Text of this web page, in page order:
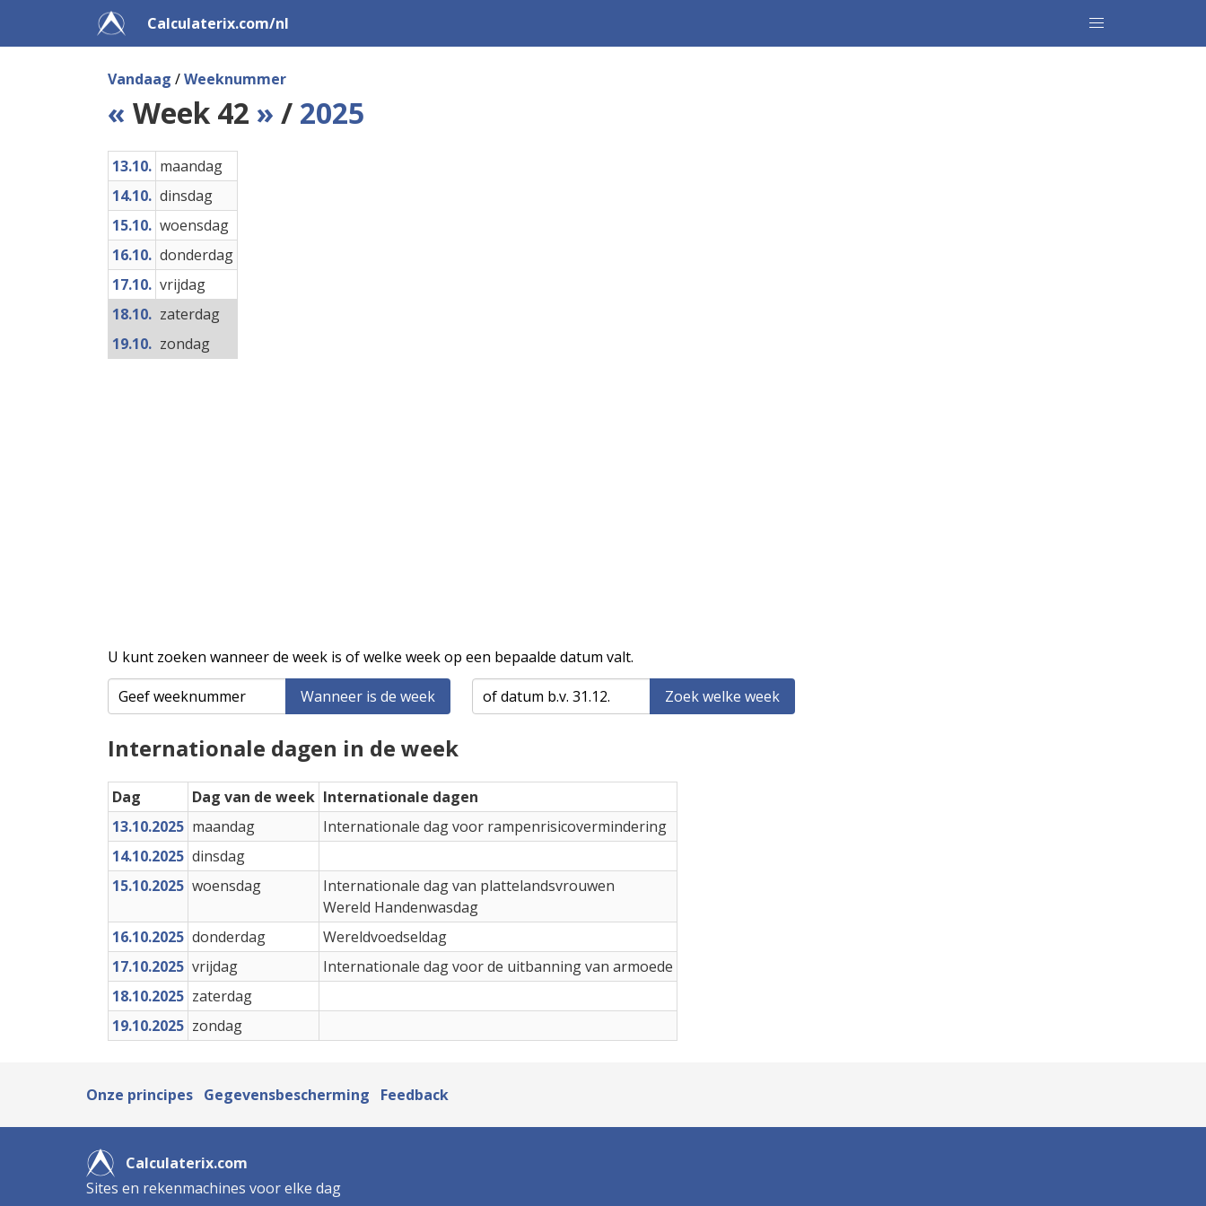
Calculaterix.com/nl
Vandaag /Weeknummer
« Week 42 » / 2025
13.10. maandag
14.10. dinsdag
15.10. woensdag
16.10. donderdag
17.10. vrijdag
18.10. zaterdag
19.10. zondag
U kunt zoeken wanneer de week is of welke week op een bepaalde datum valt.
Wanneer is de week
Zoek welke week
Internationale dagen in de week
Dag Dag van de week Internationale dagen
13.10.2025 maandag
Internationale dag voor rampenrisicovermindering
14.10.2025 dinsdag
15.10.2025 woensdag
Internationale dag van plattelandsvrouwen
Wereld Handenwasdag
16.10.2025 donderdag
Wereldvoedseldag
17.10.2025 vrijdag
Internationale dag voor de uitbanning van armoede
18.10.2025 zaterdag
19.10.2025 zondag
Onze principes Gegevensbescherming Feedback
Calculaterix.com
Sites en rekenmachines voor elke dag